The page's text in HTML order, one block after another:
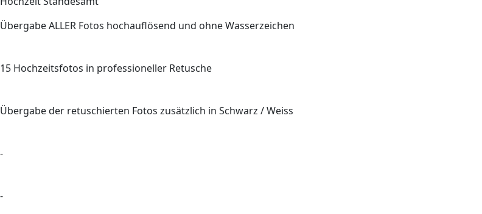
ÜbergabeALLER Fotos hochauflösend und ohne Wasserzeichen
15 Hochzeitsfotos in professioneller Retusche
Übergabe der retuschierten Fotos zusätzlich in Schwarz / Weiss
-
-